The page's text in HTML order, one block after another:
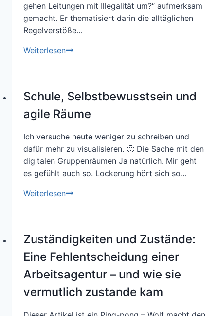
gehen Leitungen mit Illegalität um?“ aufmerksam
gemacht. Er thematisiert darin die alltäglichen
Regelverstöße…
WeiterlesenGedanken
in
Hochschulen
Schule, Selbstbewusstsein und
agile Räume
Ich versuche heute weniger zu schreiben und
dafür mehr zu visualisieren. 🙂 Die Sache mit den
digitalen Gruppenräumen Ja natürlich. Mir geht
es gefühlt auch so. Lockerung hört sich so…
WeiterlesenSchule,
Räume
Zuständigkeiten und Zustände:
Eine Fehlentscheidung einer
Arbeitsagentur – und wie sie
vermutlich zustande kam